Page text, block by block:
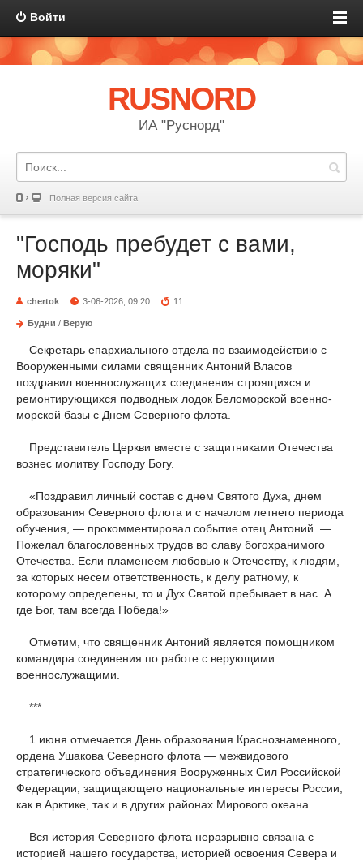
Войти
RUSNORD
ИА "Руснорд"
Полная версия сайта
"Господь пребудет с вами,
моряки"
chertok 3-06-2026, 09:20 11
Будни / Верую
Секретарь епархиального отдела по взаимодействию с
Вооруженными силами священник Антоний Власов
поздравил военнослужащих соединения строящихся и
ремонтирующихся подводных лодок Беломорской военно-
морской базы с Днем Северного флота.
Представитель Церкви вместе с защитниками Отечества
вознес молитву Господу Богу.
«Поздравил личный состав с днем Святого Духа, днем
образования Северного флота и с началом летнего периода
обучения, — прокомментировал событие отец Антоний. —
Пожелал благословенных трудов во славу богохранимого
Отечества. Если пламенеем любовью к Отечеству, к людям,
за которых несем ответственность, к делу ратному, к
которому определены, то и Дух Святой пребывает в нас. А
где Бог, там всегда Победа!»
Отметим, что священник Антоний является помощником
командира соединения по работе с верующими
военнослужащими.
***
1 июня отмечается День образования Краснознаменного,
ордена Ушакова Северного флота — межвидового
стратегического объединения Вооруженных Сил Российской
Федерации, защищающего национальные интересы России,
как в Арктике, так и в других районах Мирового океана.
Вся история Северного флота неразрывно связана с
историей нашего государства, историей освоения Севера и